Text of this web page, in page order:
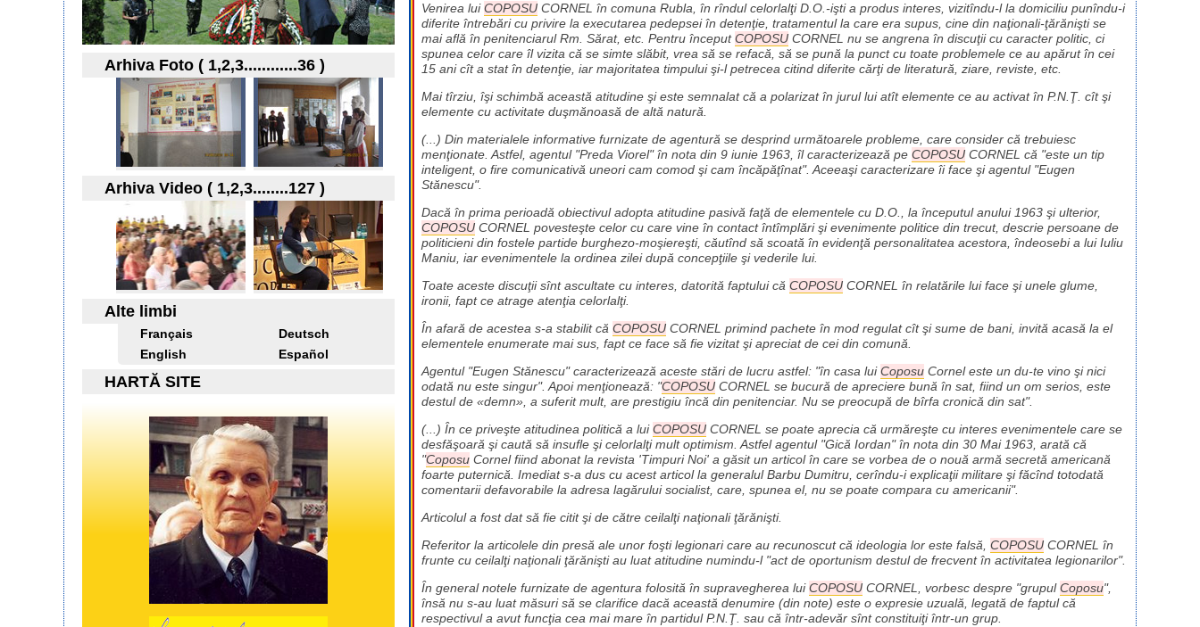
Venirea luiCOPOSU CORNEL în comuna Rubla, în rîndul celorlalţi D.O.-işti a produs interes, vizitîndu-l la domiciliu punîndu-i
diferite întrebări cu privire la executarea pedepsei în detenţie, tratamentul la care era supus, cine din naţionali-ţărănişti se
mai află în penitenciarul Rm. Sărat, etc. Pentru începutCOPOSU CORNEL nu se angrena în discuţii cu caracter politic, ci
spunea celor care îl vizita că se simte slăbit, vrea să se refacă, să se pună la punct cu toate problemele ce au apărut în cei
15 ani cît a stat în detenţie, iar majoritatea timpului şi-l petrecea citind diferite cărţi de literatură, ziare, reviste, etc.
Mai tîrziu, îşi schimbă această atitudine şi este semnalat că a polarizat în jurul lui atît elemente ce au activat în P.N.Ţ. cît şi
elemente cu activitate duşmănoasă de altă natură.
(...) Din materialele informative furnizate de agentură se desprind următoarele probleme, care consider că trebuiesc
menţionate. Astfel, agentul "Preda Viorel" în nota din 9 iunie 1963, îl caracterizează pe COPOSU CORNEL că "este un tip
inteligent, o fire comunicativă uneori cam comod şi cam încăpăţînat". Aceeaşi caracterizare îi face şi agentul "Eugen
Stănescu".
Dacă în prima perioadă obiectivul adopta atitudine pasivă faţă de elementele cu D.O., la începutul anului 1963 şi ulterior,
COPOSU CORNEL povesteşte celor cu care vine în contact întîmplări şi evenimente politice din trecut, descrie persoane de
politicieni din fostele partide burghezo-moşiereşti, căutînd să scoată în evidenţă personalitatea acestora, îndeosebi a lui Iuliu
Maniu, iar evenimentele la ordinea zilei după concepţiile şi vederile lui.
Toate aceste discuţii sînt ascultate cu interes, datorită faptului că COPOSU CORNEL în relatările lui face şi unele glume,
ironii, fapt ce atrage atenţia celorlalţi.
În afară de acestea s-a stabilit că COPOSU CORNEL primind pachete în mod regulat cît şi sume de bani, invită acasă la el
elementele enumerate mai sus, fapt ce face să fie vizitat şi apreciat de cei din comună.
Agentul "Eugen Stănescu" caracterizează aceste stări de lucru astfel: "în casa luiCoposu Cornel este un du-te vino şi nici
odată nu este singur". Apoi menţionează: "COPOSU CORNEL se bucură de apreciere bună în sat, fiind un om serios, este
destul de «demn», a suferit mult, are prestigiu încă din penitenciar. Nu se preocupă de bîrfa cronică din sat".
(...) În ce priveşte atitudinea politică a luiCOPOSU CORNEL se poate aprecia că urmăreşte cu interes evenimentele care se
desfăşoară şi caută să insufle şi celorlalţi mult optimism. Astfel agentul "Gică Iordan" în nota din 30 Mai 1963, arată că
"Coposu Cornel fiind abonat la revista 'Timpuri Noi' a găsit un articol în care se vorbea de o nouă armă secretă americană
foarte puternică. Imediat s-a dus cu acest articol la generalul Barbu Dumitru, cerîndu-i explicaţii militare şi făcînd totodată
comentarii defavorabile la adresa lagărului socialist, care, spunea el, nu se poate compara cu americanii".
Articolul a fost dat să fie citit şi de către ceilalţi naţionali ţărănişti.
Referitor la articolele din presă ale unor foşti legionari care au recunoscut că ideologia lor este falsă, COPOSU CORNEL în
frunte cu ceilalţi naţionali ţărănişti au luat atitudine numindu-l "act de oportunism destul de frecvent în activitatea legionarilor".
În general notele furnizate de agentura folosită în supravegherea luiCOPOSU CORNEL, vorbesc despre "grupulCoposu",
însă nu s-au luat măsuri să se clarifice dacă această denumire (din note) este o expresie uzuală, legată de faptul că
respectivul a avut funcţia cea mai mare în partidul P.N.Ţ. sau că într-adevăr sînt constituiţi într-un grup.
Arhiva Foto ( 1,2,3............36 )
Arhiva Video ( 1,2,3........127 )
Alte limbi
Français
Deutsch
English
Español
HARTĂ SITE